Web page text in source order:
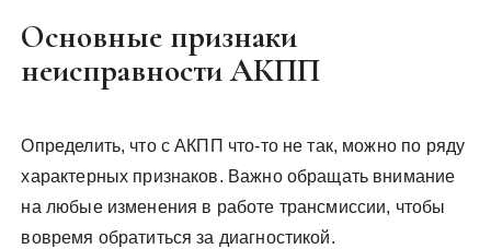
Основные признаки
неисправности АКПП
Определить, что с АКПП что-то не так, можно по ряду
характерных признаков. Важно обращать внимание
на любые изменения в работе трансмиссии, чтобы
вовремя обратиться за диагностикой.